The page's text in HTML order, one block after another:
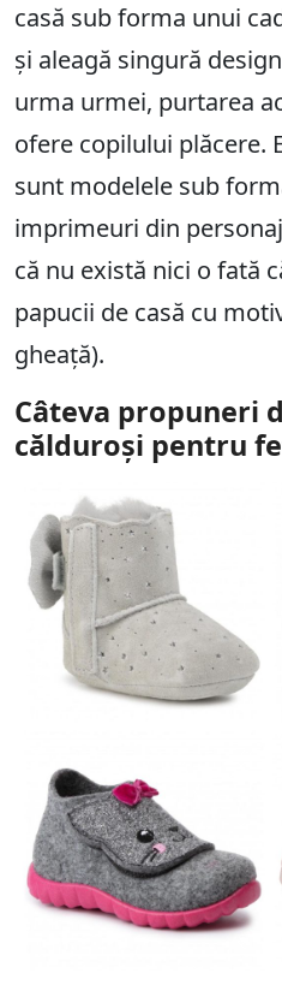
casă sub forma unui
și aleagă singură
urma urmei, purtarea
ofere copilului plăcere.
sunt modelele sub
imprimeuri din
că nu există nici o fată
papucii de casă cu
gheață).
Câteva propuneri
călduroși pentru